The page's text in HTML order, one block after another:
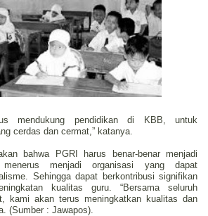
mendukung pendidikan di KBB, untuk
cerdas dan cermat,” katanya.
bahwa PGRI harus benar-benar menjadi
menjadi organisasi yang dapat
Sehingga dapat berkontribusi signifikan
kualitas guru. “Bersama seluruh
kami akan terus meningkatkan kualitas dan
(Sumber : Jawapos).